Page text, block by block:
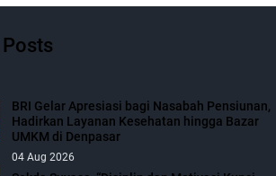
BRI Gelar Apresiasi bagi Nasabah Pensiunan,
Hadirkan Layanan Kesehatan hingga Bazar
UMKM di Denpasar
04 Aug 2026